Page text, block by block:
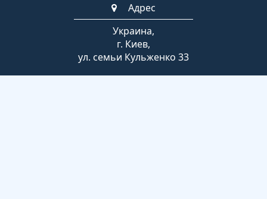
Адрес
Украина,
г. Киев,
ул. семьи Кульженко 33